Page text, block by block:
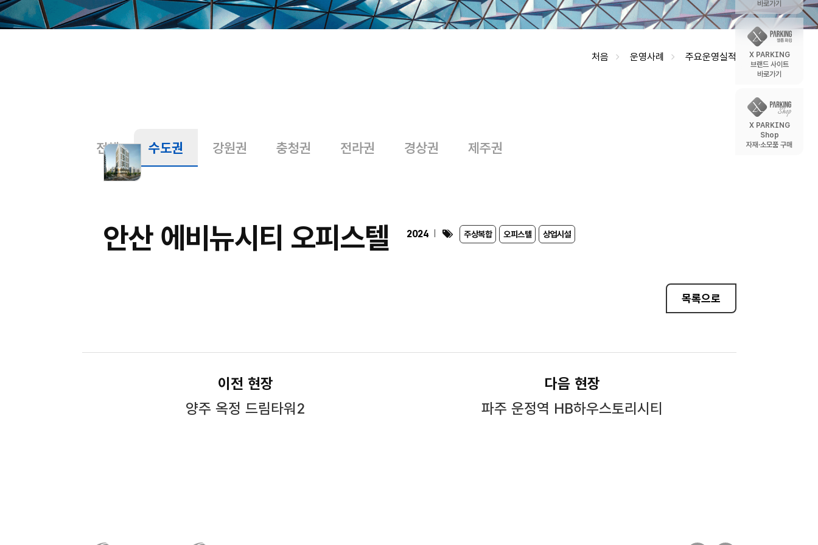
처음 운영사례 주요운영실적
전체 수도권 강원권 충청권 전라권 경상권 제주권
안산 에비뉴시티 오피스텔 2024 주상복합 오피스텔 상업시설
목록으로
이전 현장
양주 옥정 드림타워2
다음 현장
파주 운정역 HB하우스토리시티
바로가기
X PARKING
브랜드 사이트
바로가기
X PARKING
Shop
자재·소모품 구매